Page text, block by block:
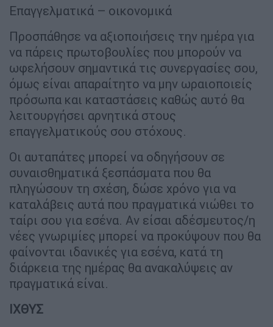
Επαγγελματικά – οικονομικά
Προσπάθησε να αξιοποιήσεις την ημέρα για
να πάρεις πρωτοβουλίες που μπορούν να
ωφελήσουν σημαντικά τις συνεργασίες σου,
όμως είναι απαραίτητο να μην ωραιοποιείς
πρόσωπα και καταστάσεις καθώς αυτό θα
λειτουργήσει αρνητικά στους
επαγγελματικούς σου στόχους.
Οι αυταπάτες μπορεί να οδηγήσουν σε
συναισθηματικά ξεσπάσματα που θα
πληγώσουν τη σχέση, δώσε χρόνο για να
καταλάβεις αυτά που πραγματικά νιώθει το
ταίρι σου για εσένα. Αν είσαι αδέσμευτος/η
νέες γνωριμίες μπορεί να προκύψουν που θα
φαίνονται ιδανικές για εσένα, κατά τη
διάρκεια της ημέρας θα ανακαλύψεις αν
πραγματικά είναι.
ΙΧΘΥΣ